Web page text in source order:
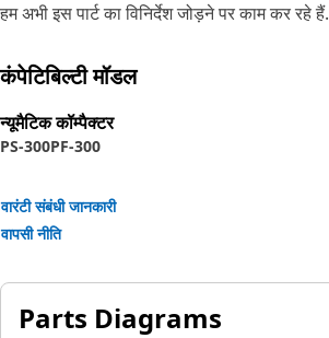
हम अभी इस पार्ट का विनिर्देश जोड़ने पर काम कर रहे हैं.
कंपेटिबिल्टी मॉडल
न्यूमैटिक कॉम्पैक्टर
PS-300PF-300
वारंटी संबंधी जानकारी
वापसी नीति
Parts Diagrams